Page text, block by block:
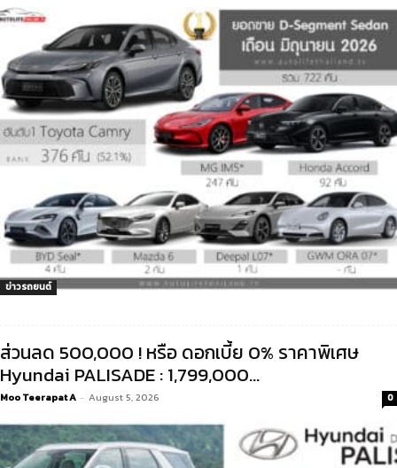
ข่าวรถยนต์
ส่วนลด 500,000 ! หรือ ดอกเบี้ย 0% ราคาพิเศษ
Hyundai PALISADE : 1,799,000...
Moo Teerapat A - August 5, 2026 0